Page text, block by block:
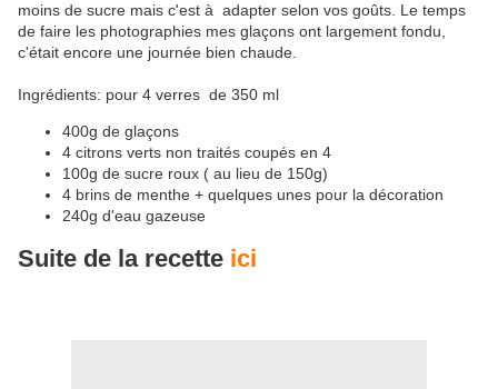
moins de sucre mais c'est à adapter selon vos goûts. Le temps
de faire les photographies mes glaçons ont largement fondu,
c'était encore une journée bien chaude.
Ingrédients: pour 4 verres de 350 ml
400g de glaçons
4 citrons verts non traités coupés en 4
100g de sucre roux ( au lieu de 150g)
4 brins de menthe + quelques unes pour la décoration
240g d'eau gazeuse
Suite de la recette ici